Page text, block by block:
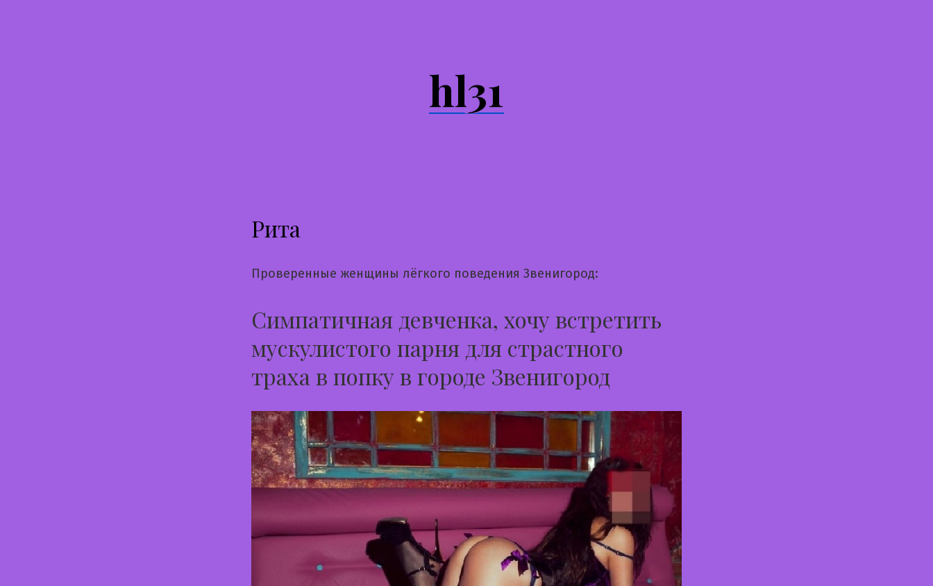
hl31
Рита
Проверенные женщины лёгкого поведения Звенигород:
Симпатичная девченка, хочу встретить
мускулистого парня для страстного
траха в попку в городе Звенигород